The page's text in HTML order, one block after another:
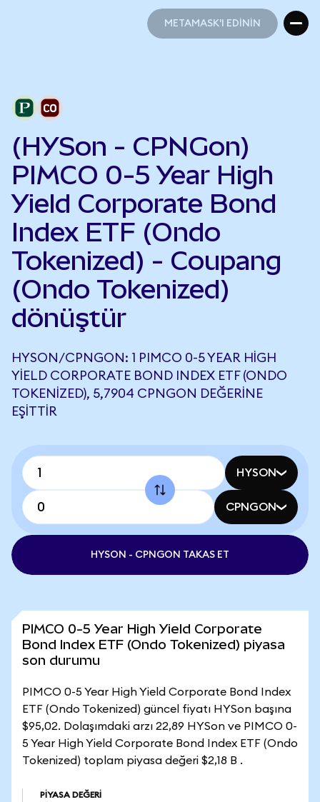
METAMASK'I EDİNİN
(HYSon - CPNGon)
PIMCO 0-5 Year High
Yield Corporate Bond
Index ETF (Ondo
Tokenized) - Coupang
(Ondo Tokenized)
dönüştür
HYSON/CPNGON: 1 PIMCO 0-5 YEAR HIGH
YIELD CORPORATE BOND INDEX ETF (ONDO
TOKENIZED), 5,7904 CPNGON DEĞERINE
EŞITTIR
HYSON
CPNGON
HYSON - CPNGON TAKAS ET
PIMCO 0-5 Year High Yield Corporate
Bond Index ETF (Ondo Tokenized) piyasa
son durumu
PIMCO 0-5 Year High Yield Corporate Bond Index
ETF (Ondo Tokenized) güncel fiyatı HYSon başına
$95,02. Dolaşımdaki arzı 22,89 HYSon ve PIMCO 0-
5 Year High Yield Corporate Bond Index ETF (Ondo
Tokenized) toplam piyasa değeri $2,18 B .
PIYASA DEĞERI